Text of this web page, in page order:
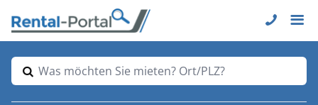
Was möchten Sie mieten? Ort/PLZ?